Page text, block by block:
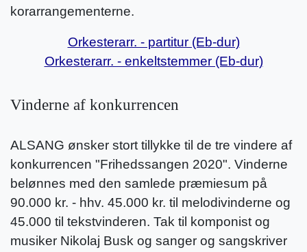
korarrangementerne.
Orkesterarr. - partitur (Eb-dur)
Orkesterarr. - enkeltstemmer (Eb-dur)
Vinderne af konkurrencen
ALSANG ønsker stort tillykke til de tre vindere af
konkurrencen "Frihedssangen 2020". Vinderne
belønnes med den samlede præmiesum på
90.000 kr. - hhv. 45.000 kr. til melodivinderne og
45.000 til tekstvinderen. Tak til komponist og
musiker Nikolaj Busk og sanger og sangskriver